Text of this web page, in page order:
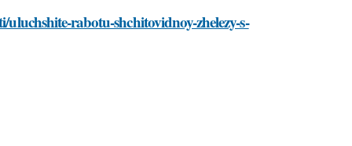
rabotu-shchitovidnoy-zhelezy-s-